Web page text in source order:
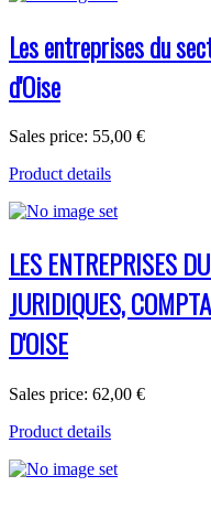
Les entreprises du
d'Oise
Sales price: 55,00 €
Product details
LES ENTREPRISES
JURIDIQUES,
D'OISE
Sales price: 62,00 €
Product details